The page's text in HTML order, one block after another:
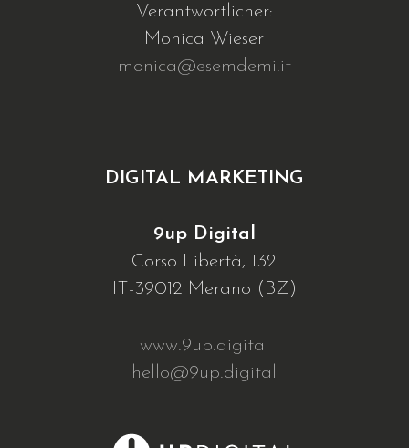
Verantwortlicher:
Monica Wieser
monica@esemdemi.it
DIGITAL MARKETING
9up Digital
Corso Libertà, 132
IT-39012 Merano (BZ)
www.9up.digital
hello@9up.digital